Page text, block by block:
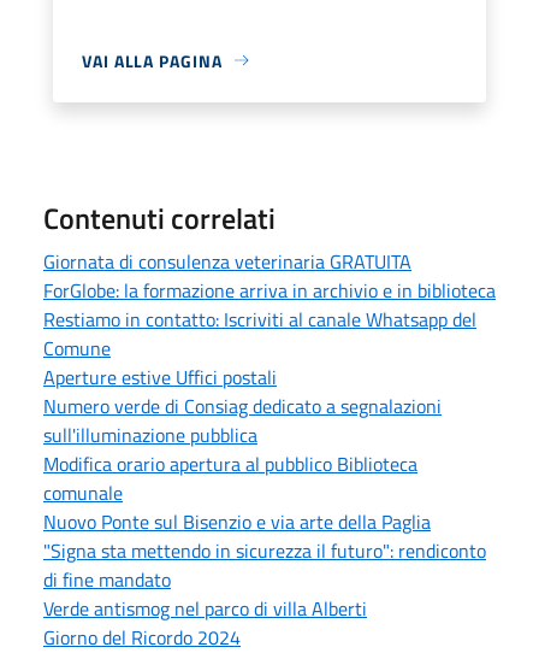
VAI ALLA PAGINA
Contenuti correlati
Giornata di consulenza veterinaria GRATUITA
ForGlobe: la formazione arriva in archivio e in biblioteca
Restiamo in contatto: Iscriviti al canale Whatsapp del
Comune
Aperture estive Uffici postali
Numero verde di Consiag dedicato a segnalazioni
sull'illuminazione pubblica
Modifica orario apertura al pubblico Biblioteca
comunale
Nuovo Ponte sul Bisenzio e via arte della Paglia
"Signa sta mettendo in sicurezza il futuro": rendiconto
di fine mandato
Verde antismog nel parco di villa Alberti
Giorno del Ricordo 2024